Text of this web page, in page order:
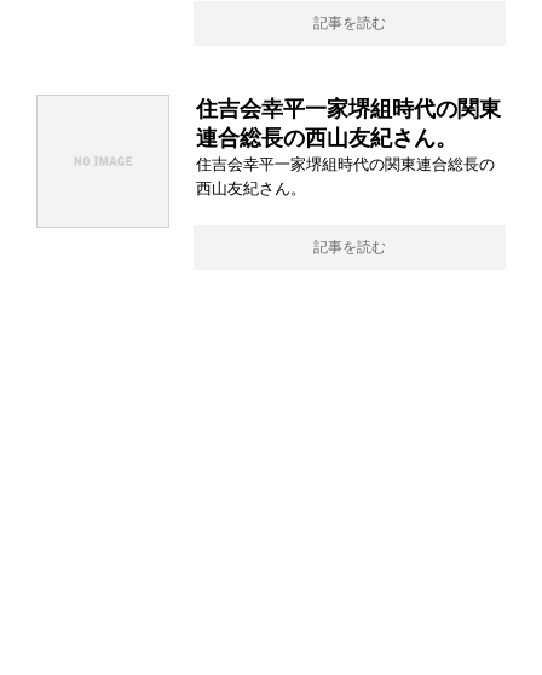
記事を読む
住吉会幸平一家堺組時代の関東
連合総長の西山友紀さん。
住吉会幸平一家堺組時代の関東連合総長の
西山友紀さん。
記事を読む